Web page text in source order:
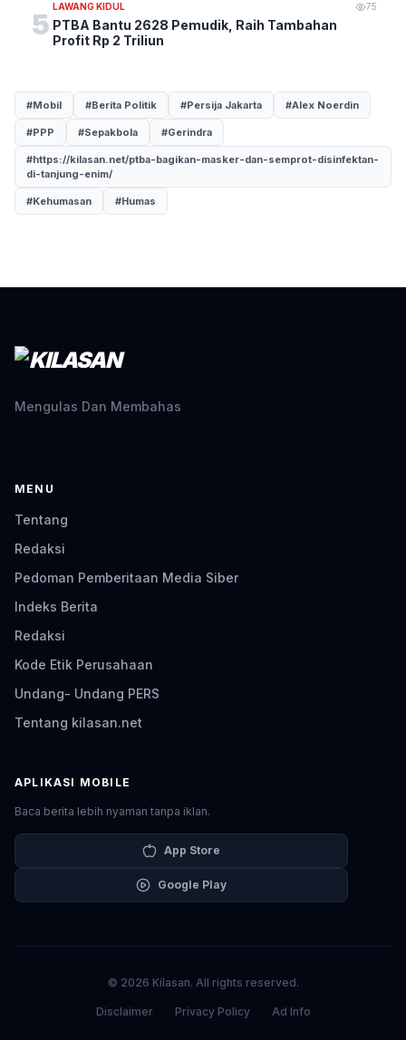
5
LAWANG KIDUL 75
PTBA Bantu 2628 Pemudik, Raih Tambahan
Profit Rp 2 Triliun
#Mobil #Berita Politik #Persija Jakarta #Alex Noerdin
#PPP #Sepakbola #Gerindra
#https://kilasan.net/ptba-bagikan-masker-dan-semprot-disinfektan-
di-tanjung-enim/
#Kehumasan #Humas
Mengulas Dan Membahas
MENU
Tentang
Redaksi
Pedoman Pemberitaan Media Siber
Indeks Berita
Redaksi
Kode Etik Perusahaan
Undang- Undang PERS
Tentang kilasan.net
APLIKASI MOBILE
Baca berita lebih nyaman tanpa iklan.
App Store
Google Play
© 2026 Kilasan. All rights reserved.
Disclaimer Privacy Policy Ad Info